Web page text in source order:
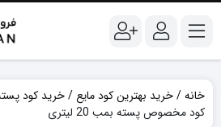
خانه خرید بهترین کود مایع
خرید کود
کود مخصوص پسته بمب 20 لیتری